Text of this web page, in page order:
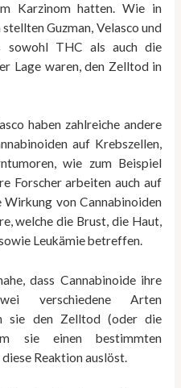
Karzinom hatten. Wie in
Guzman, Velasco und
sowohl THC als auch die
Lage waren, den Zelltod in
haben zahlreiche andere
auf Krebszellen,
wie zum Beispiel
Forscher arbeiten auch auf
von Cannabinoiden
welche die Brust, die Haut,
Leukämie betreffen.
dass Cannabinoide ihre
verschiedene Arten
sie den Zelltod (oder die
sie einen bestimmten
Reaktion auslöst.